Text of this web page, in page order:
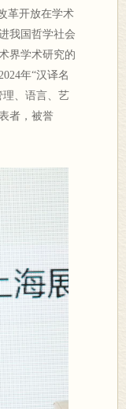
革开放在学术
我国哲学社会
界学术研究的
年“汉译名
理、语言、艺
者，被誉